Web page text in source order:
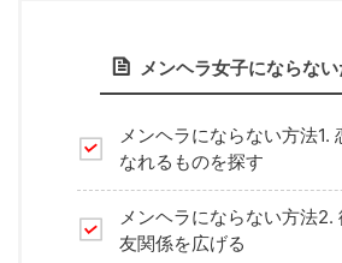
メンヘラ女子にならな
メンヘラにならない方法1.
なれるものを探す
メンヘラにならない方法2.
友関係を広げる